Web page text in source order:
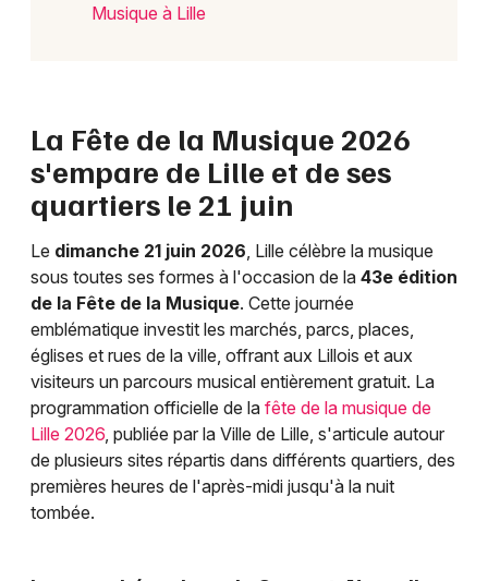
Musique à Lille
La Fête de la Musique 2026
s'empare de Lille et de ses
quartiers le 21 juin
Le dimanche 21 juin 2026 , Lille célèbre la musique
sous toutes ses formes à l'occasion de la 43e édition
de la Fête de la Musique. Cette journée
emblématique investit les marchés, parcs, places,
églises et rues de la ville, offrant aux Lillois et aux
visiteurs un parcours musical entièrement gratuit. La
programmation officielle de la fête de la musique de
Lille 2026 , publiée par la Ville de Lille, s'articule autour
de plusieurs sites répartis dans différents quartiers, des
premières heures de l'après-midi jusqu'à la nuit
tombée.